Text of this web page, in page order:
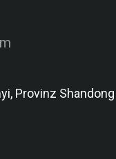
Provinz Shandong